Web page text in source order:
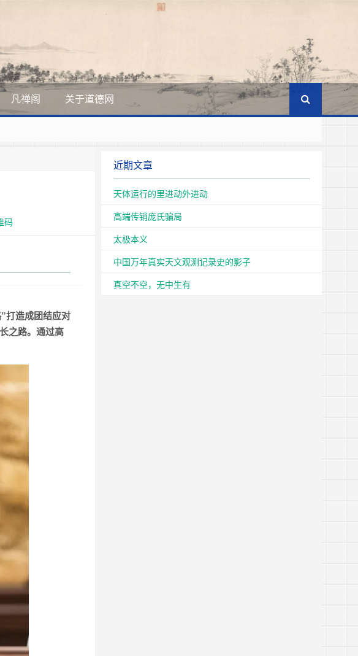
凡禅阁 关于道德网
华美德、中华文化的主体。
码
打造成团结应对
之路。通过高
近期文章
天体运行的里进动外进动
高端传销庞氏骗局
太极本义
中国万年真实天文观测记录史的影子
真空不空，无中生有